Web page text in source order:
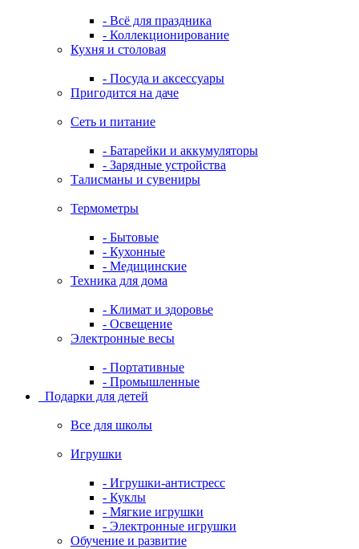
- Всё для праздника
- Коллекционирование
Кухня и столовая
- Посуда и аксессуары
Пригодится на даче
Сеть и питание
- Батарейки и аккумуляторы
- Зарядные устройства
Талисманы и сувениры
Термометры
- Бытовые
- Кухонные
- Медицинские
Техника для дома
- Климат и здоровье
- Освещение
Электронные весы
- Портативные
- Промышленные
Подарки для детей
Все для школы
Игрушки
- Игрушки-антистресс
- Куклы
- Мягкие игрушки
- Электронные игрушки
Обучение и развитие